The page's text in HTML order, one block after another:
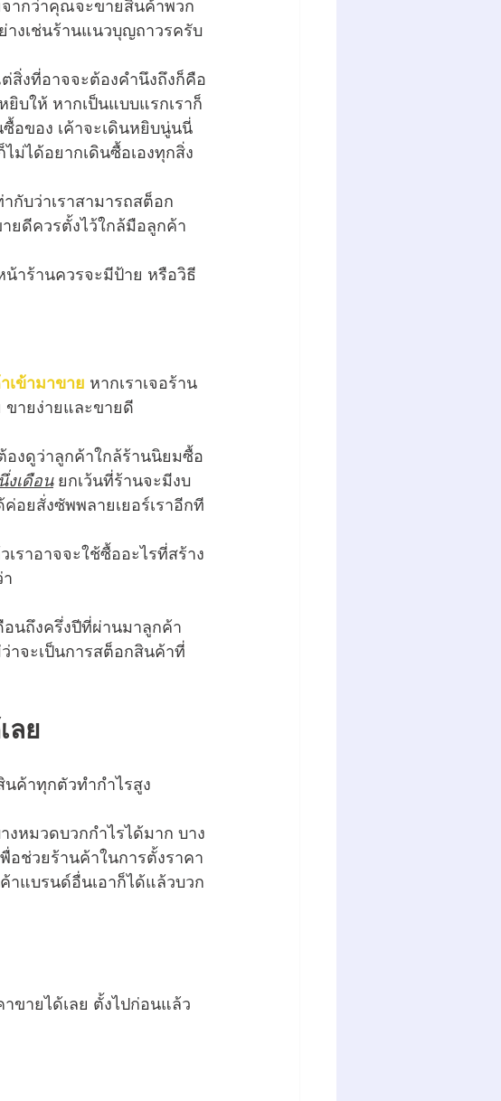
จากว่าคุณจะขายสินค้าพวก
างเช่นร้านแนวบุญถาวรครับ
งที่อาจจะต้องคำนึงถึงก็คือ
ยิบให้ หากเป็นแบบแรกเราก็
อของ เค้าจะเดินหยิบนู่นนี่
ม่ได้อยากเดินซื้อเองทุกสิ่ง
กับว่าเราสามารถสต็อก
ยดีควรตั้งไว้ใกล้มือลูกค้า
าร้านควรจะมีป้าย หรือวิธี
เข้ามาขาย หากเราเจอร้าน
ายง่ายและขายดี
องดูว่าลูกค้าใกล้ร้านนิยมซื้อ
งเดือน ยกเว้นที่ร้านจะมีงบ
อยสั่งซัพพลายเยอร์เราอีกที
ราอาจจะใช้ซื้ออะไรที่สร้าง
นถึงครึ่งปีที่ผ่านมาลูกค้า
าจะเป็นการสต็อกสินค้าที่
ลย
ค้าทุกตัวทำกำไรสูง
งหมวดบวกกำไรได้มาก บาง
อช่วยร้านค้าในการตั้งราคา
าแบรนด์อื่นเอาก็ได้แล้วบวก
ขายได้เลย ตั้งไปก่อนแล้ว